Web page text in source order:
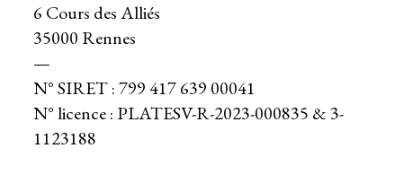
6 Cours des Alliés
35000 Rennes
—
N° SIRET : 799 417 639 00041
N° licence : PLATESV-R-2023-000835 & 3-
1123188